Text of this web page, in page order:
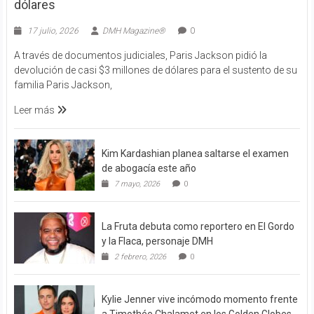
dólares
17 julio, 2026 DMH Magazine® 0
A través de documentos judiciales, Paris Jackson pidió la
devolución de casi $3 millones de dólares para el sustento de su
familia Paris Jackson,
Leer más
Kim Kardashian planea saltarse el examen
de abogacía este año
7 mayo, 2026 0
La Fruta debuta como reportero en El Gordo
y la Flaca, personaje DMH
2 febrero, 2026 0
Kylie Jenner vive incómodo momento frente